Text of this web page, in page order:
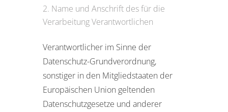
Name und Anschrift des für die
Verarbeitung Verantwortlichen
Verantwortlicher im Sinne der
Datenschutz-Grundverordnung,
sonstiger in den Mitgliedstaaten der
Europäischen Union geltenden
Datenschutzgesetze und anderer